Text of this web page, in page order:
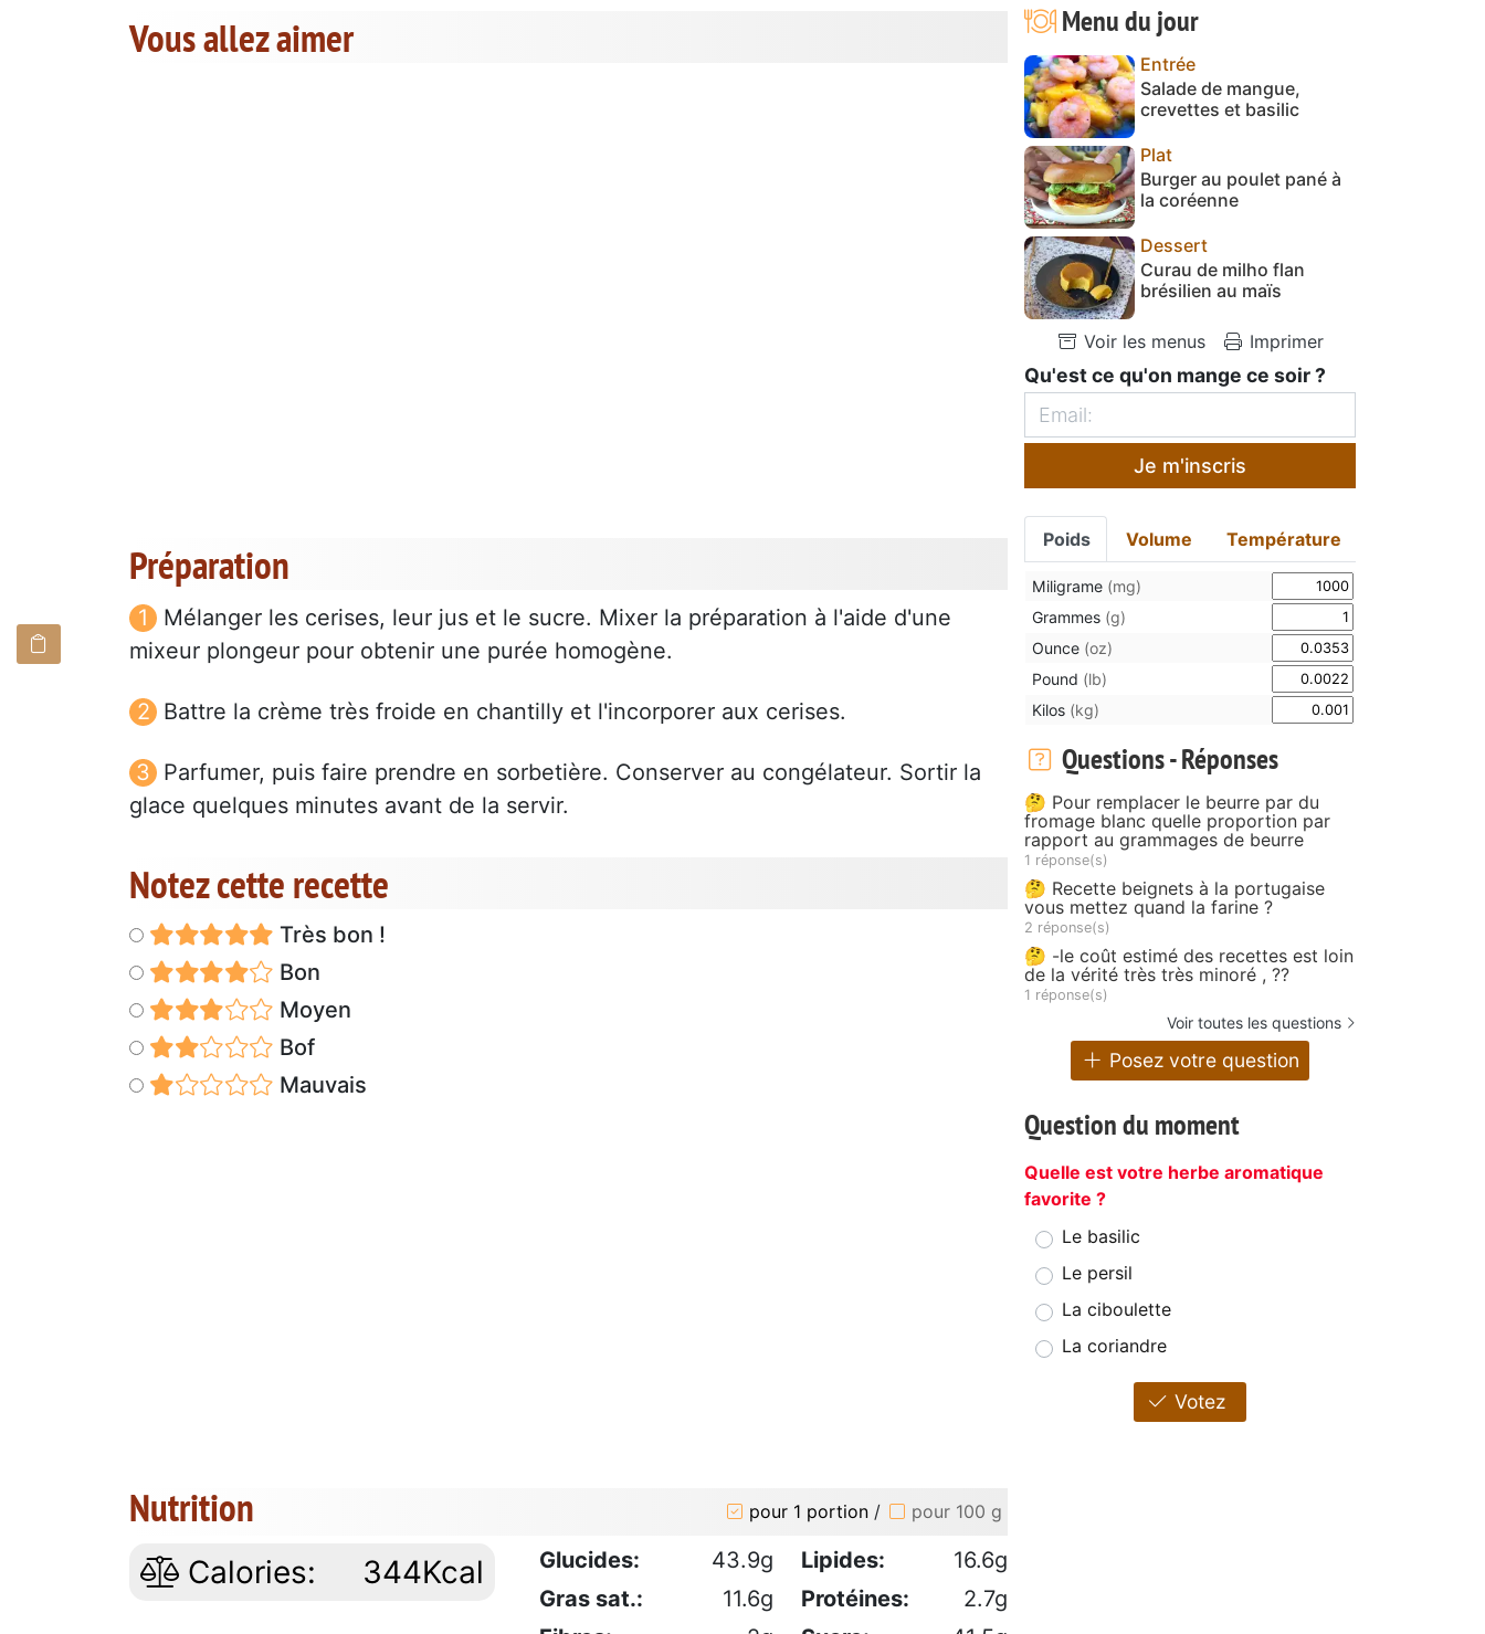
Vous allez aimer
Préparation
Mélanger les cerises, leur jus et le sucre. Mixer la préparation à l'aide d'une
mixeur plongeur pour obtenir une purée homogène.
Battre la crème très froide en chantilly et l'incorporer aux cerises.
Parfumer, puis faire prendre en sorbetière. Conserver au congélateur. Sortir la
glace quelques minutes avant de la servir.
Notez cette recette
Très bon !
Bon
Moyen
Bof
Mauvais
Nutrition pour 1 portion / pour 100 g
Calories: 344Kcal Glucides: 43.9g Lipides:
16.6g
Gras sat.:
11.6g Protéines:
2.7g
Menu du jour
Entrée
Salade de mangue,
crevettes et basilic
Plat
Burger au poulet pané à
la coréenne
Dessert
Curau de milho flan
brésilien au maïs
Voir les menus Imprimer
Qu'est ce qu'on mange ce soir ?
Je m'inscris
Poids Volume Température
Miligrame (mg)
Grammes (g)
Ounce (oz)
Pound (lb)
Kilos (kg)
Questions - Réponses
🤔 Pour remplacer le beurre par du
fromage blanc quelle proportion par
rapport au grammages de beurre
1 réponse(s)
🤔 Recette beignets à la portugaise
vous mettez quand la farine ?
2 réponse(s)
🤔 -le coût estimé des recettes est loin
de la vérité très très minoré , ??
1 réponse(s)
Voir toutes les questions
Posez votre question
Question du moment
Quelle est votre herbe aromatique
favorite ?
Le basilic
Le persil
La ciboulette
La coriandre
Votez